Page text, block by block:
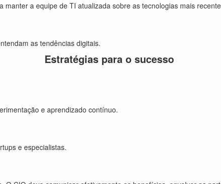
a equipe de TI atualizada sobre as tecnologias mais
as tendências digitais.
Estratégias para o sucesso
e aprendizado contínuo.
e especialistas.